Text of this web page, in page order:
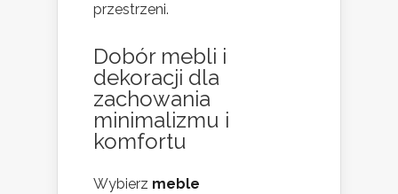
przestrzeni.
Dobór mebli i
dekoracji dla
zachowania
minimalizmu i
komfortu
Wybierz meble